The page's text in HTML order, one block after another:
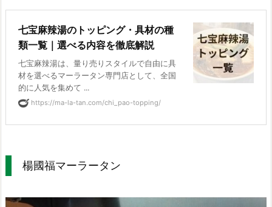
七宝麻辣湯のトッピング・具材の種
類一覧｜選べる内容を徹底解説
七宝麻辣湯は、量り売りスタイルで自由に具
材を選べるマーラータン専門店として、全国
的に人気を集めて ...
https://ma-la-tan.com/chi_pao-topping/
楊國福マーラータン